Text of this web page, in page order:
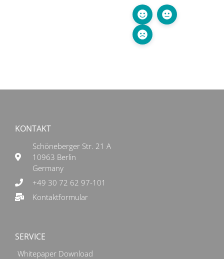
SERVICE
Whitepaper Download
KONTAKT
Schöneberger Str. 21 A
10963 Berlin
Germany
+49 30 72 62 97-101
Kontaktformular